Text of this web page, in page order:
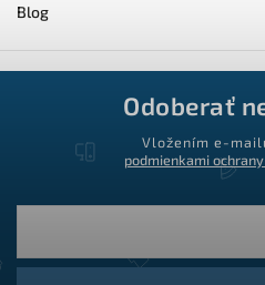
Blog
Odoberať
Vložením e-
podmienkami